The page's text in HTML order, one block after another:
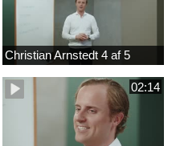
Christian Arnstedt 4 af 5
02:14